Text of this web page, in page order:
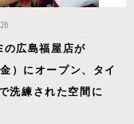
の広島福屋店が
）にオープン、タイ
洗練された空間に